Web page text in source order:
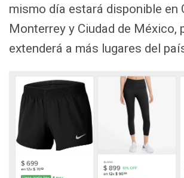
mismo día estará disponible en
Monterrey y Ciudad de México,
extenderá a más lugares del